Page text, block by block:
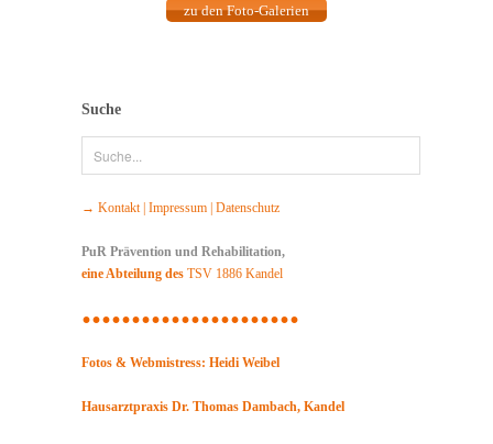
zu den Foto-Galerien
Suche
→ Kontakt | Impressum | Datenschutz
PuR Prävention und Rehabilitation,
eine Abteilung des TSV 1886 Kandel
......................
Fotos & Webmistress: Heidi Weibel
Hausarztpraxis Dr. Thomas Dambach, Kandel